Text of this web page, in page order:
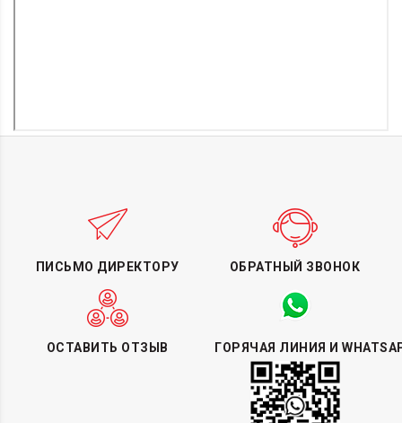
ПИСЬМО ДИРЕКТОРУ ОБРАТНЫЙ ЗВОНОК
ОСТАВИТЬ ОТЗЫВ ГОРЯЧАЯ ЛИНИЯ И